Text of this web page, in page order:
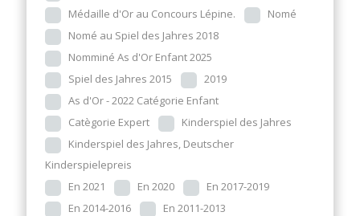
Médaille d'Or au Concours Lépine.
Nomé
Nomé au Spiel des Jahres 2018
Nomminé As d'Or Enfant 2025
Spiel des Jahres 2015
2019
As d'Or - 2022 Catégorie Enfant
Catègorie Expert
Kinderspiel des Jahres
Kinderspiel des Jahres, Deutscher
Kinderspielepreis
En 2021
En 2020
En 2017-2019
En 2014-2016
En 2011-2013